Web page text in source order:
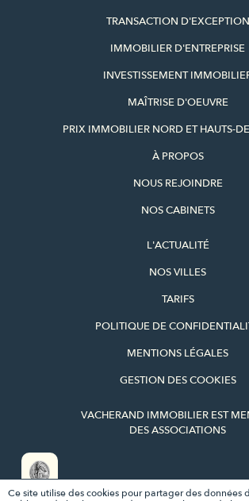
TRANSACTION D'EXCEPTION
IMMOBILIER D'ENTREPRISE
INVESTISSEMENT
MAÎTRISE D'OEUVRE
PRIX IMMOBILIER NORD ET HAUTS-
À PROPOS
NOUS REJOINDRE
NOS CABINETS
L'ACTUALITÉ
NOS VILLES
TARIFS
POLITIQUE DE
MENTIONS LÉGALES
GESTION DES COOKIES
VACHERAND IMMOBILIER EST
DES ASSOCIATIONS
Ce site utilise des cookies pour partager des données